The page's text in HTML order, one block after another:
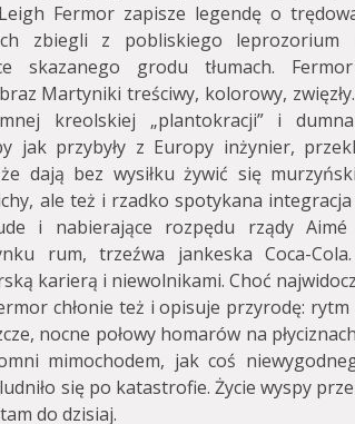
Fermor zapisze legendę o
zbiegli z pobliskiego
skazanego grodu tłumach.
Martyniki treściwy, kolorowy,
kreolskiej „plantokracji” i
jak przybyły z Europy inżynier,
dają bez wysiłku żywić się
ale też i rzadko spotykana
i nabierające rozpędu rządy Aimé
rum, trzeźwa jankeska Coca-
karierą i niewolnikami. Choć
chłonie też i opisuje przyrodę: rytm
nocne połowy homarów na
mimochodem, jak coś
się po katastrofie. Życie wyspy
do dzisiaj.